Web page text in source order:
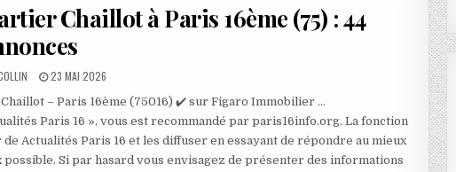
Chaillot à Paris 16ème (75) : 44
PUBLISHED
23 MAI 2026
– Paris 16ème (75016) ✔️ sur Figaro Immobilier …
Paris 16 », vous est recommandé par paris16info.org. La fonction
Actualités Paris 16 et les diffuser en essayant de répondre au mieux
Si par hasard vous envisagez de présenter des informations